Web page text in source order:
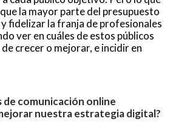
la mayor parte del presupuesto
fidelizar la franja de profesionales
ver en cuáles de estos públicos
crecer o mejorar, e incidir en
de comunicación online
nuestra estrategia digital?